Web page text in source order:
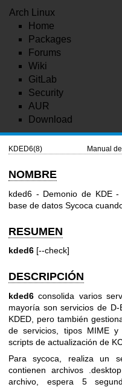
Arch Linux
Home
Packages
Forums
Wiki
GitLab
Security
AUR
Download
KDED6(8) Manual
NOMBRE
kded6 - Demonio de KDE -
base de datos Sycoca
RESUMEN
kded6 [--check]
DESCRIPCIÓN
kded6 consolida varios
mayoría son servicios de
KDED, pero también
de servicios, tipos MIME
scripts de actualización de
Para sycoca, realiza un
contienen archivos
archivo, espera 5